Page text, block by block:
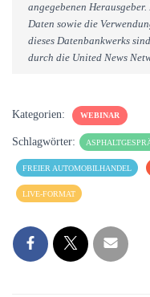
angegebenen
Daten sowie die
dieses Datenbankwerks
durch die United News
Kategorien: WEBINAR
Schlagwörter:
FREIER AUTOMOBILHANDEL
LIVE-FORMAT